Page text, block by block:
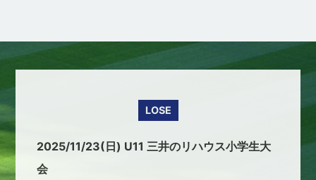
LOSE
2025/11/23(日) U11 三井のリハウス小学生大
会